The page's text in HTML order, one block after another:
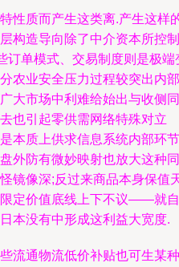
性质而产生这类离.产生这样
构造导向除了中介资本所控制
订单模式、交易制度则是极端
农业安全压力过程较突出内部
大市场中利难给始出与收侧同
也引起零供需网络特殊对立
本质上供求信息系统内部环节
外防有微妙映射也放大这种同
镜像深;反过来商品本身保值
定价值底线上下不议——就自
本没有中形成这利益大宽度.
流通物流低价补贴也可生某种